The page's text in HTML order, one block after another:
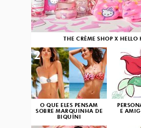
THE CRÈME SHOP X HELLO
O QUE ELES PENSAM
SOBRE MARQUINHA DE
BIQUÍNI
2
E
3